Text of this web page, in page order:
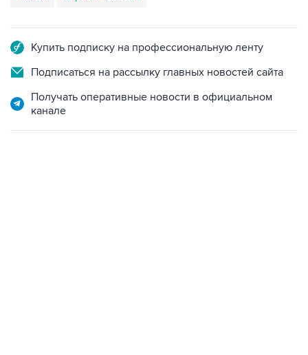
Подписаться на рассылку главных новостей сайта
Получать оперативные новости в официальном